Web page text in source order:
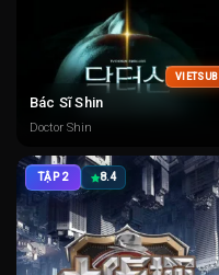
VIETSUB
Bác Sĩ Shin
Doctor Shin
TẬP 2 8.4